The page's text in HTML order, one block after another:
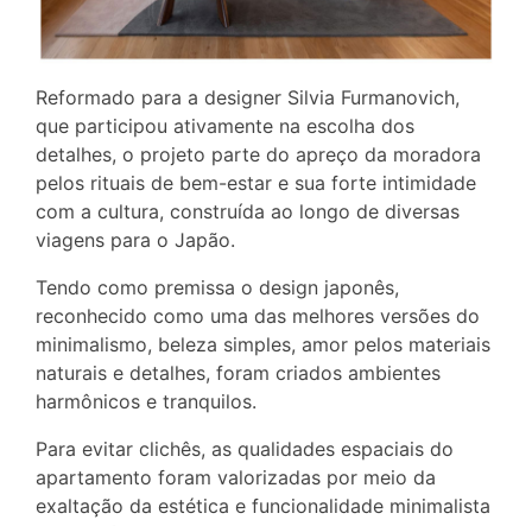
Reformado para a designer Silvia Furmanovich,
que participou ativamente na escolha dos
detalhes, o projeto parte do apreço da moradora
pelos rituais de bem-estar e sua forte intimidade
com a cultura, construída ao longo de diversas
viagens para o Japão.
Tendo como premissa o design japonês,
reconhecido como uma das melhores versões do
minimalismo, beleza simples, amor pelos materiais
naturais e detalhes, foram criados ambientes
harmônicos e tranquilos.
Para evitar clichês, as qualidades espaciais do
apartamento foram valorizadas por meio da
exaltação da estética e funcionalidade minimalista